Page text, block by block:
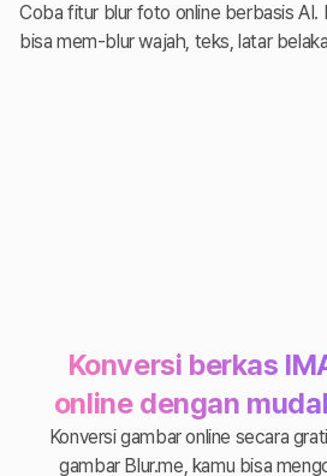
Coba fitur blur foto online berbasis AI.
bisa mem-blur wajah, teks, latar
Konversi berkas
online dengan
Konversi gambar online secara
gambar Blur.me, kamu bisa